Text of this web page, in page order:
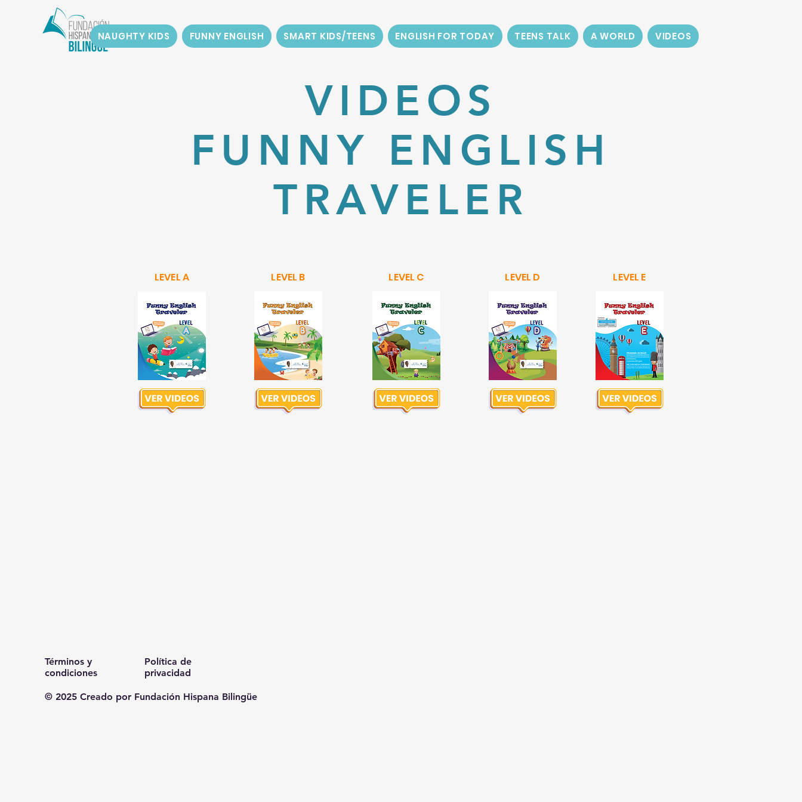
NAUGHTY KIDS FUNNY ENGLISH SMART KIDS/TEENS ENGLISH FOR TODAY TEENS TALK A WORLD VIDEOS
VIDEOS
FUNNY ENGLISH
TRAVELER
LEVEL A LEVEL B LEVEL C LEVEL D LEVEL E
Términos y
condiciones
Política de
privacidad
© 2025 Creado por Fundación Hispana Bilingüe